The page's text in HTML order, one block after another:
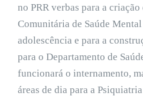
no PRR verbas para a
Comunitária de Saúde
adolescência e para a
para o Departamento de
funcionará o internamento,
áreas de dia para a